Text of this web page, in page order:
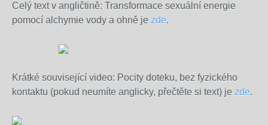
Celý text v angličtině: Transformace sexuální energie
pomocí alchymie vody a ohně je zde.
Krátké související video: Pocity doteku, bez fyzického
kontaktu (pokud neumíte anglicky, přečtěte si text) je zde.